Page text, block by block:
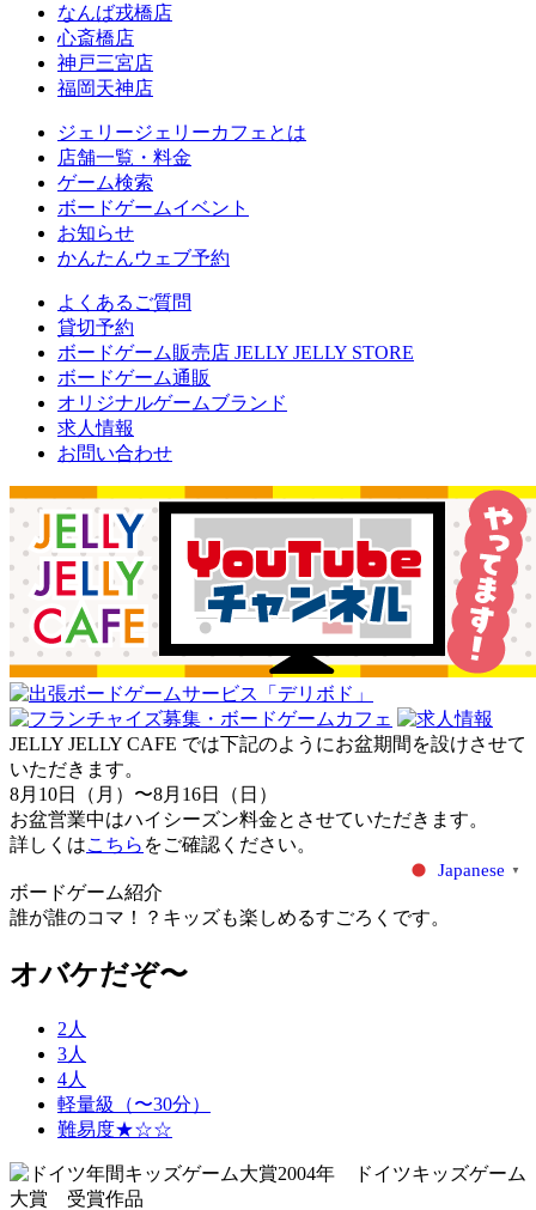
なんば戎橋店
心斎橋店
神戸三宮店
福岡天神店
ジェリージェリーカフェとは
店舗一覧・料金
ゲーム検索
ボードゲームイベント
お知らせ
かんたんウェブ予約
よくあるご質問
貸切予約
ボードゲーム販売店 JELLY JELLY STORE
ボードゲーム通販
オリジナルゲームブランド
求人情報
お問い合わせ
JELLY JELLY CAFE では下記のようにお盆期間を設けさせて
いただきます。
8月10日（月）〜8月16日（日）
お盆営業中はハイシーズン料金とさせていただきます。
詳しくはこちら をご確認ください。
Japanese ▼
ボードゲーム紹介
誰が誰のコマ！？キッズも楽しめるすごろくです。
オバケだぞ〜
2人
3人
4人
軽量級（〜30分）
難易度★☆☆
2004年 ドイツキッズゲーム
大賞 受賞作品